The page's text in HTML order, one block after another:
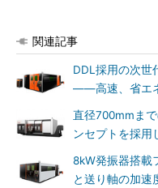
関連記事
DDL採用の次世
――高速、省エ
直径700mmま
ンセプトを採用
8kW発振器搭載
と送り軸の加速